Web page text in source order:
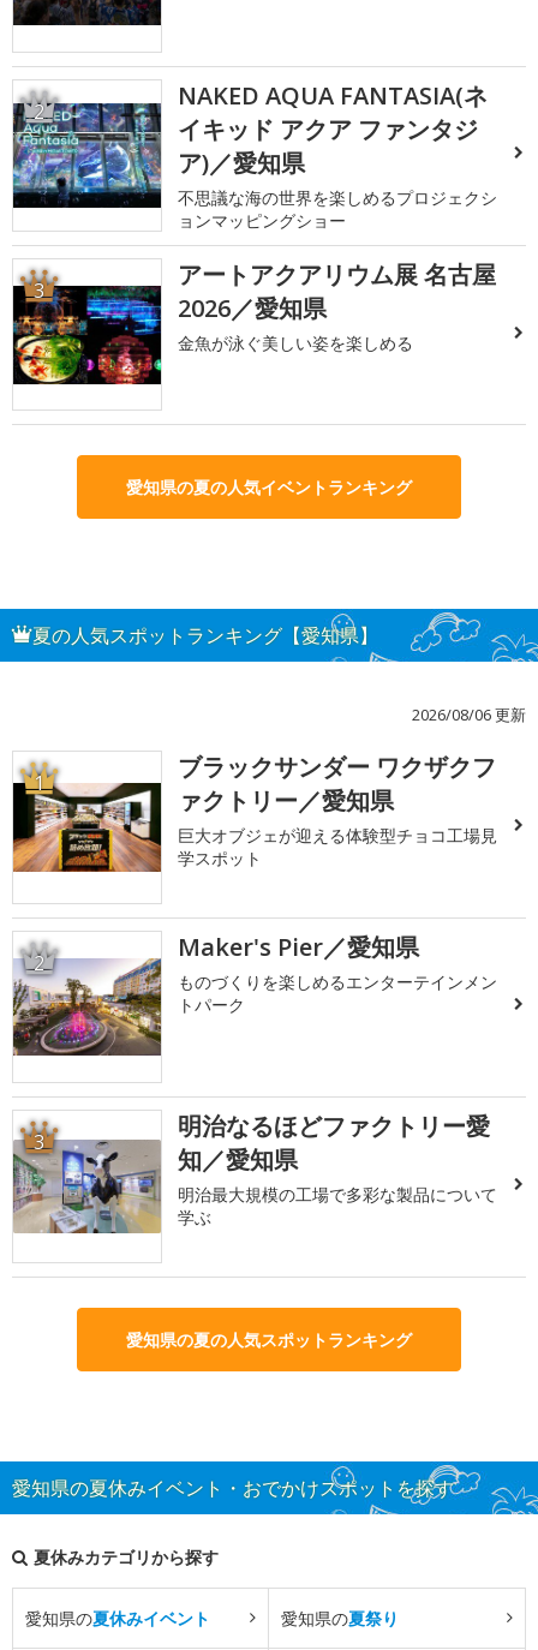
2
NAKED AQUA FANTASIA(ネ
イキッド アクア ファンタジ
ア)／愛知県
不思議な海の世界を楽しめるプロジェクシ
ョンマッピングショー
3
アートアクアリウム展 名古屋
2026／愛知県
金魚が泳ぐ美しい姿を楽しめる
愛知県の夏の人気イベントランキング
夏の人気スポットランキング【愛知県】
2026/08/06 更新
1
ブラックサンダー ワクザクフ
ァクトリー／愛知県
巨大オブジェが迎える体験型チョコ工場見
学スポット
2 Maker's Pier／愛知県
ものづくりを楽しめるエンターテインメン
トパーク
3
明治なるほどファクトリー愛
知／愛知県
明治最大規模の工場で多彩な製品について
学ぶ
愛知県の夏の人気スポットランキング
愛知県の夏休みイベント・おでかけスポットを探す
夏休みカテゴリから探す
愛知県の夏休みイベント 愛知県の夏祭り